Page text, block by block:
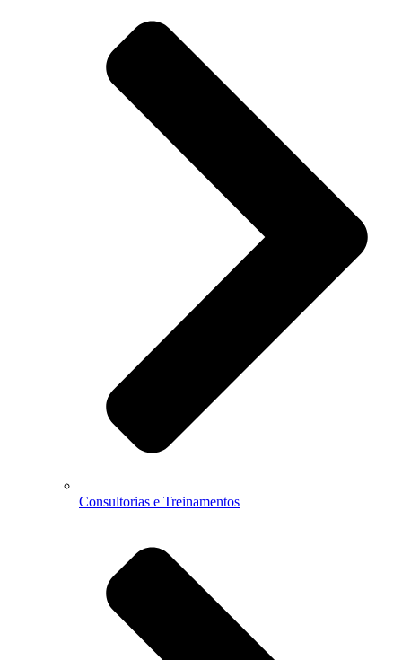
Consultorias e Treinamentos